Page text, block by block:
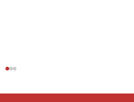
》，以畫筆重新定義